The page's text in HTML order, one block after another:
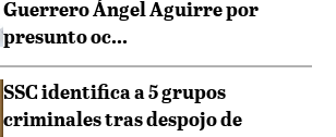
Guerrero Ángel Aguirre por
presunto oc...
SSC identifica a 5 grupos
criminales tras despojo de